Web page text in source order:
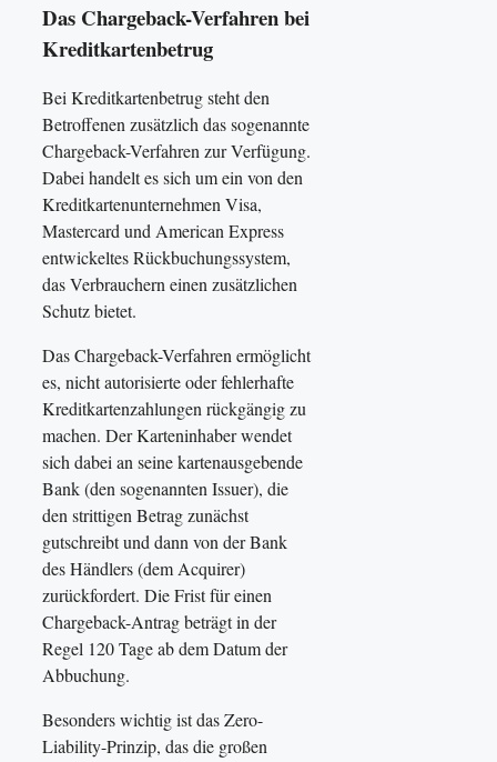
Das Chargeback-Verfahren bei
Kreditkartenbetrug
Bei Kreditkartenbetrug steht den
Betroffenen zusätzlich das sogenannte
Chargeback-Verfahren zur Verfügung.
Dabei handelt es sich um ein von den
Kreditkartenunternehmen Visa,
Mastercard und American Express
entwickeltes Rückbuchungssystem,
das Verbrauchern einen zusätzlichen
Schutz bietet.
Das Chargeback-Verfahren ermöglicht
es, nicht autorisierte oder fehlerhafte
Kreditkartenzahlungen rückgängig zu
machen. Der Karteninhaber wendet
sich dabei an seine kartenausgebende
Bank (den sogenannten Issuer), die
den strittigen Betrag zunächst
gutschreibt und dann von der Bank
des Händlers (dem Acquirer)
zurückfordert. Die Frist für einen
Chargeback-Antrag beträgt in der
Regel 120 Tage ab dem Datum der
Abbuchung.
Besonders wichtig ist das Zero-
Liability-Prinzip, das die großen